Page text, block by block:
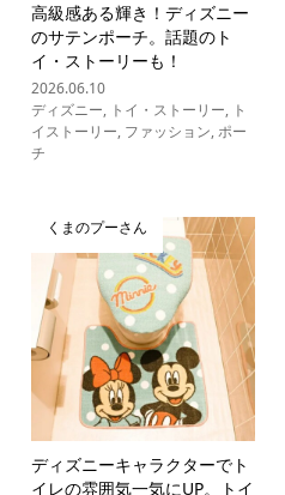
高級感ある輝き！ディズニー
のサテンポーチ。話題のト
イ・ストーリーも！
2026.06.10
ディズニー, トイ・ストーリー, ト
イストーリー, ファッション,ポー
チ
くまのプーさん
ディズニーキャラクターでト
イレの雰囲気一気にUP。トイ